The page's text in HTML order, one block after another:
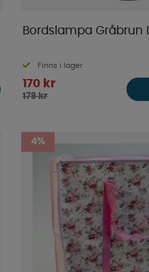
Bordslampa Gråbrun
Finns i lager
170 kr
179 kr
4%